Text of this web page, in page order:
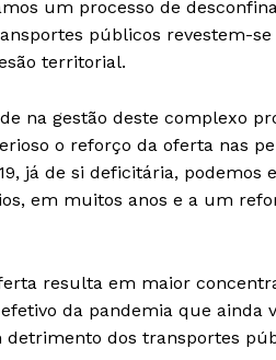
um processo de
públicos revestem-
territorial.
na gestão deste complexo
o reforço da oferta nas
já de si deficitária, podemos
em muitos anos e a um
resulta em maior
da pandemia que ainda
dos transportes